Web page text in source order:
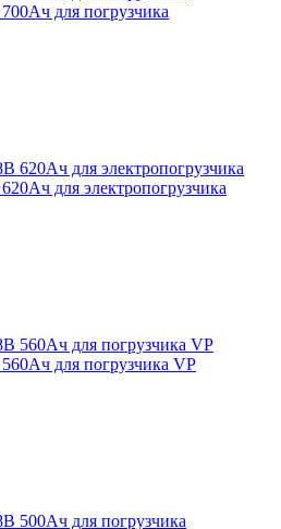
для погрузчика
для электропогрузчика
для погрузчика VP